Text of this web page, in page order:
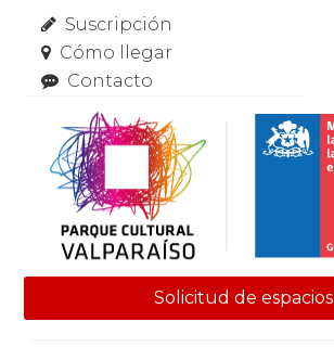
Suscripción
Cómo llegar
Contacto
Solicitud de espacios